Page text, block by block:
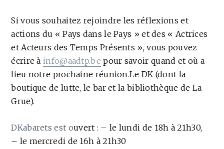
Si vous souhaitez rejoindre les réflexions et
actions du « Pays dans le Pays » et des « Actrices
et Acteurs des Temps Présents », vous pouvez
écrire àinfo@aadtp.be pour savoir quand et où a
lieu notre prochaine réunion.Le DK (dont la
boutique de lutte, le bar et la bibliothèque de La
Grue).
DKabarets est ouvert : – le lundi de 18h à 21h30,
– le mercredi de 16h à 21h30